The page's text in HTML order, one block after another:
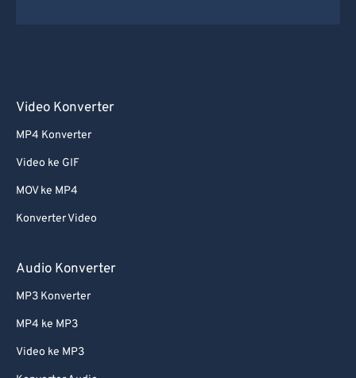
Video Konverter
MP4 Konverter
Video ke GIF
MOV ke MP4
Konverter Video
Audio Konverter
MP3 Konverter
MP4 ke MP3
Video ke MP3